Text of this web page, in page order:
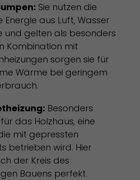
Sie nutzen die
Energie aus Luft, Wasser
und gelten als besonders
Kombination mit
sorgen sie für
Wärme bei geringem
Besonders
das Holzhaus, eine
mit gepressten
betrieben wird. Hier
der Kreis des
Bauens perfekt.